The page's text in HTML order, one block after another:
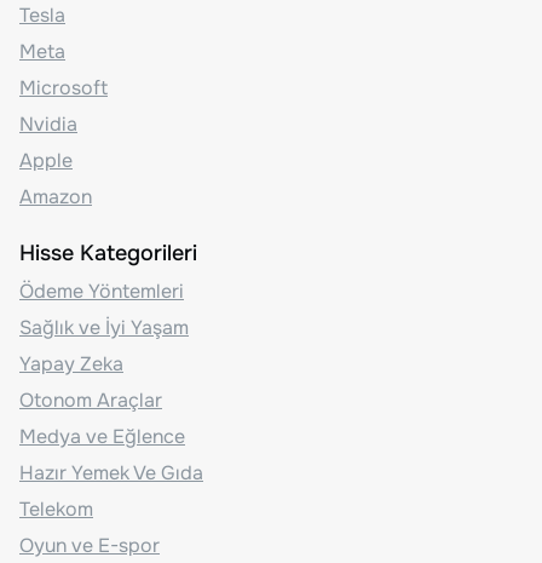
Tesla
Meta
Microsoft
Nvidia
Apple
Amazon
Hisse Kategorileri
Ödeme Yöntemleri
Sağlık ve İyi Yaşam
Yapay Zeka
Otonom Araçlar
Medya ve Eğlence
Hazır Yemek Ve Gıda
Telekom
Oyun ve E-spor